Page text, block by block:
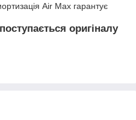
Air Max гарантує
оригіналу